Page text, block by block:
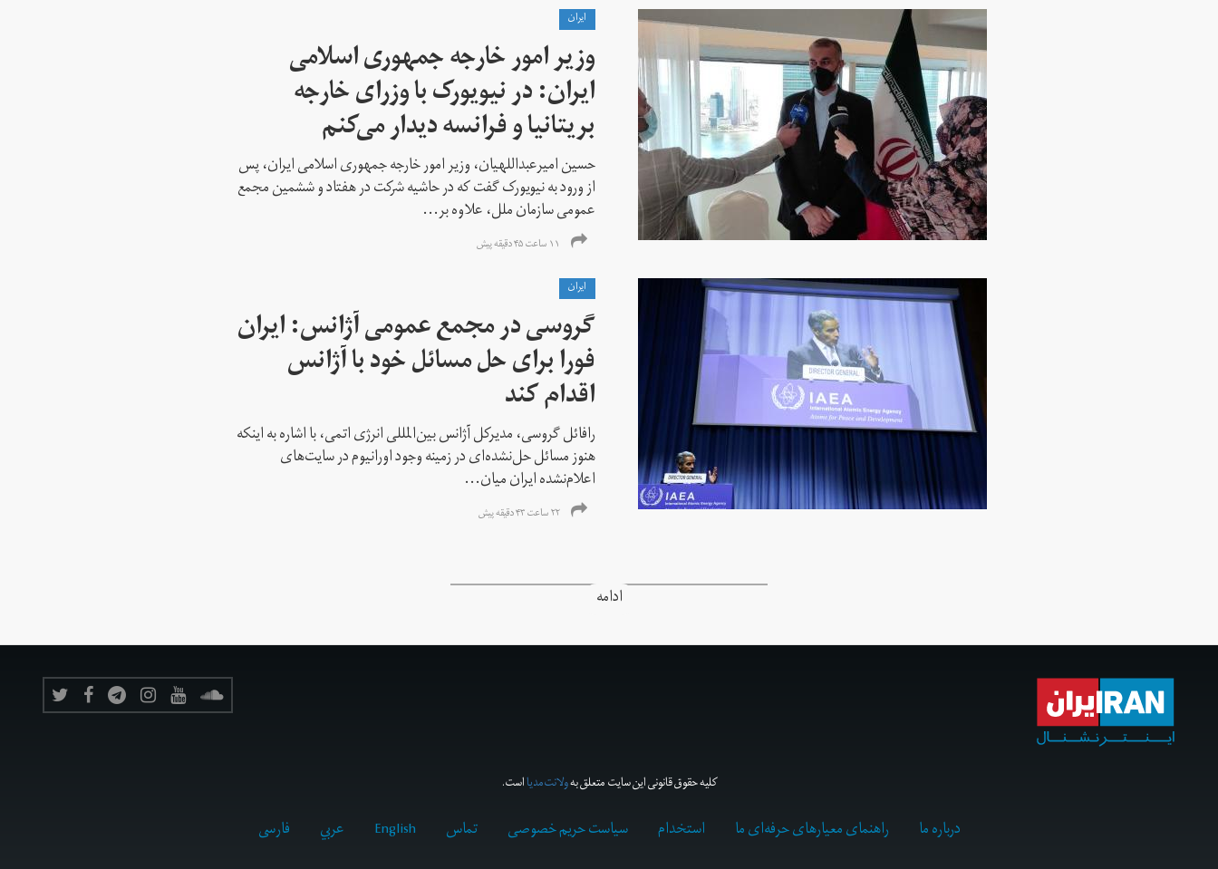
ايران
وزیر امور خارجه جمهوری اسلامی
ایران: در نیویورک با وزرای خارجه
بریتانیا و فرانسه دیدار می‌کنم
حسین امیرعبداللهیان، وزیر امور خارجه جمهوری اسلامی ایران، پس
از ورود به نیویورک گفت که در حاشیه شرکت در هفتاد و ششمین مجمع
عمومی سازمان ملل، علاوه بر...
۱۱ ساعت ۴۵ دقیقه پیش
ايران
گروسی در مجمع عمومی آژانس: ایران
فورا برای حل مسائل خود با آژانس
اقدام کند
رافائل گروسی، مدیرکل آژانس بین‌المللی انرژی اتمی، با اشاره به اینکه
هنوز مسائل حل‌نشده‌ای در زمینه وجود اورانیوم در سایت‌های
اعلام‌نشده ایران میان...
۲۲ ساعت ۴۳ دقیقه پیش
ادامه
کلیه حقوق قانونی این سایت متعلق بهولانت‌مدیااست.
درباره ما راهنمای معیارهای حرفه‌ای ما استخدام سیاست حریم خصوصی تماس English عربي فارسى